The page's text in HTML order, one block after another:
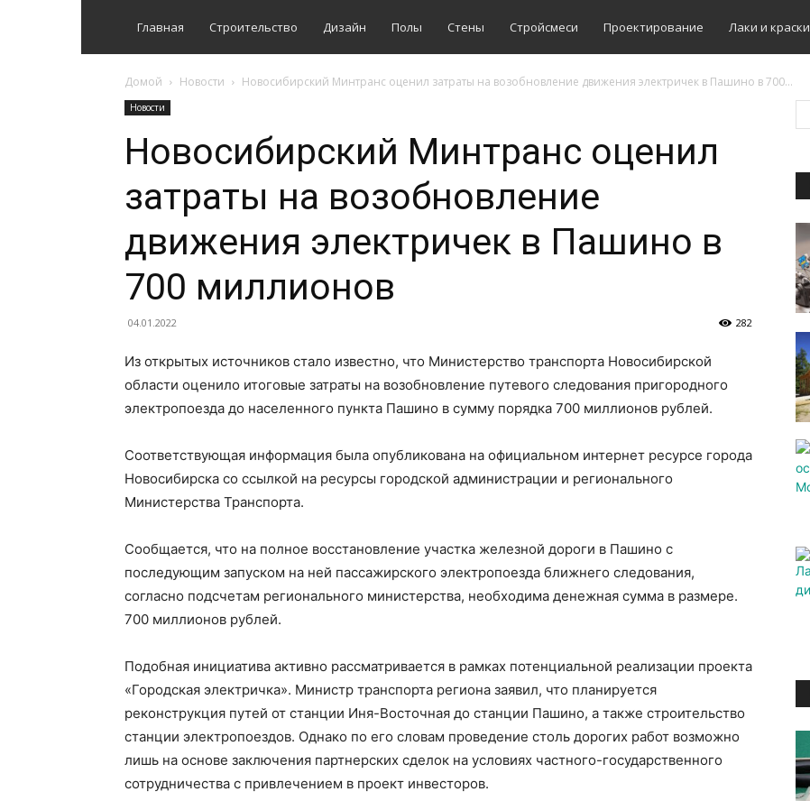
Главная Строительство Дизайн Полы Стены Стройсмеси Проектирование Лаки и краски
Домой Новости Новосибирский Минтранс оценил затраты на возобновление движения электричек в Пашино в 700...
Новости
Новосибирский Минтранс оценил
затраты на возобновление
движения электричек в Пашино в
700 миллионов
04.01.2022 282
Из открытых источников стало известно, что Министерство транспорта Новосибирской
области оценило итоговые затраты на возобновление путевого следования пригородного
электропоезда до населенного пункта Пашино в сумму порядка 700 миллионов рублей.
Соответствующая информация была опубликована на официальном интернет ресурсе города
Новосибирска со ссылкой на ресурсы городской администрации и регионального
Министерства Транспорта.
Сообщается, что на полное восстановление участка железной дороги в Пашино с
последующим запуском на ней пассажирского электропоезда ближнего следования,
согласно подсчетам регионального министерства, необходима денежная сумма в размере.
700 миллионов рублей.
Подобная инициатива активно рассматривается в рамках потенциальной реализации проекта
«Городская электричка». Министр транспорта региона заявил, что планируется
реконструкция путей от станции Иня-Восточная до станции Пашино, а также строительство
станции электропоездов. Однако по его словам проведение столь дорогих работ возможно
лишь на основе заключения партнерских сделок на условиях частного-государственного
сотрудничества с привлечением в проект инвесторов.